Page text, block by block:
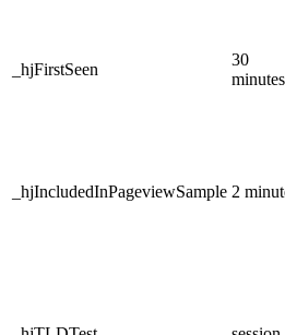
_hjFirstSeen
30
minutes
_hjIncludedInPageviewSample 2